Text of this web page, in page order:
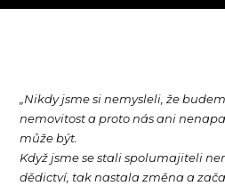
„Nikdy jsme si nemysleli, že
nemovitost a proto nás ani
může být.
Když jsme se stali spolumajiteli
dědictví, tak nastala změna a